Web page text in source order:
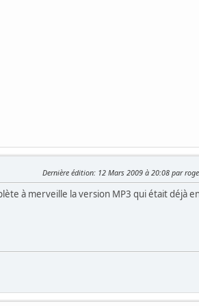
Dernière édition: 12 Mars 2009 à 20:08 par
à merveille la version MP3 qui était déjà